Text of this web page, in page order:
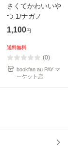
さくてかわいいや
つ 1/ナガノ
1,100円
送料無料
(0)
bookfan au PAY マ
ーケット店